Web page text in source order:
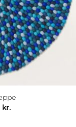
kr.Prisinterval: